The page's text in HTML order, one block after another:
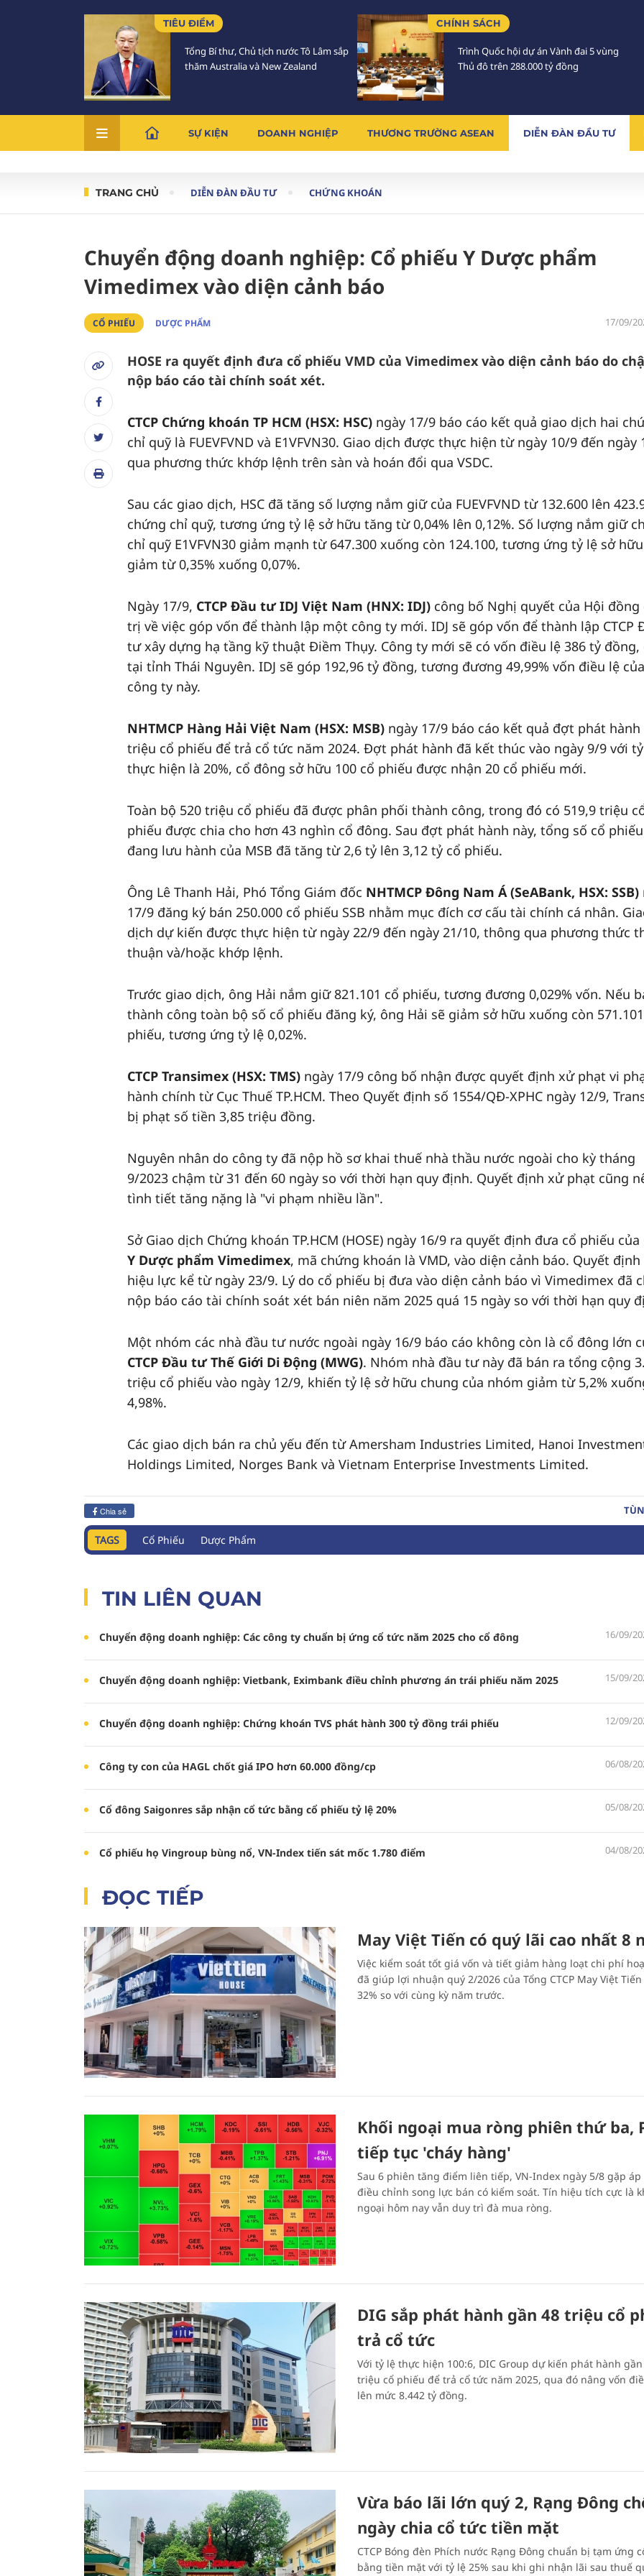
TIÊU ĐIỂM
Tổng Bí thư, Chủ tịch nước Tô Lâm sắp
thăm Australia và New Zealand
CHÍNH SÁCH
Trình Quốc hội dự án Vành đai 5 vùng
Thủ đô trên 288.000 tỷ đồng
SỰ KIỆN DOANH NGHIỆP THƯƠNG TRƯỜNG ASEAN DIỄN ĐÀN ĐẦU TƯ
TRANG CHỦ DIỄN ĐÀN ĐẦU TƯ CHỨNG KHOÁN
Chuyển động doanh nghiệp: Cổ phiếu Y Dược phẩm
Vimedimex vào diện cảnh báo
CỔ PHIẾU DƯỢC PHẨM 17/09/
HOSE ra quyết định đưa cổ phiếu VMD của Vimedimex vào diện cảnh báo do
nộp báo cáo tài chính soát xét.
CTCP Chứng khoán TP HCM (HSX: HSC) ngày 17/9 báo cáo kết quả giao dịch hai
chỉ quỹ là FUEVFVND và E1VFVN30. Giao dịch được thực hiện từ ngày 10/9 đến ngày
qua phương thức khớp lệnh trên sàn và hoán đổi qua VSDC.
Sau các giao dịch, HSC đã tăng số lượng nắm giữ của FUEVFVND từ 132.600 lên
chứng chỉ quỹ, tương ứng tỷ lệ sở hữu tăng từ 0,04% lên 0,12%. Số lượng nắm giữ
chỉ quỹ E1VFVN30 giảm mạnh từ 647.300 xuống còn 124.100, tương ứng tỷ lệ sở hữu
giảm từ 0,35% xuống 0,07%.
Ngày 17/9, CTCP Đầu tư IDJ Việt Nam (HNX: IDJ) công bố Nghị quyết của Hội đồng
trị về việc góp vốn để thành lập một công ty mới. IDJ sẽ góp vốn để thành lập CTCP
tư xây dựng hạ tầng kỹ thuật Điềm Thụy. Công ty mới sẽ có vốn điều lệ 386 tỷ đồng,
tại tỉnh Thái Nguyên. IDJ sẽ góp 192,96 tỷ đồng, tương đương 49,99% vốn điều lệ của
công ty này.
NHTMCP Hàng Hải Việt Nam (HSX: MSB) ngày 17/9 báo cáo kết quả đợt phát hành
triệu cổ phiếu để trả cổ tức năm 2024. Đợt phát hành đã kết thúc vào ngày 9/9 với
thực hiện là 20%, cổ đông sở hữu 100 cổ phiếu được nhận 20 cổ phiếu mới.
Toàn bộ 520 triệu cổ phiếu đã được phân phối thành công, trong đó có 519,9 triệu
phiếu được chia cho hơn 43 nghìn cổ đông. Sau đợt phát hành này, tổng số cổ phiếu
đang lưu hành của MSB đã tăng từ 2,6 tỷ lên 3,12 tỷ cổ phiếu.
Ông Lê Thanh Hải, Phó Tổng Giám đốc NHTMCP Đông Nam Á (SeABank, HSX: SSB)
17/9 đăng ký bán 250.000 cổ phiếu SSB nhằm mục đích cơ cấu tài chính cá nhân.
dịch dự kiến được thực hiện từ ngày 22/9 đến ngày 21/10, thông qua phương thức
thuận và/hoặc khớp lệnh.
Trước giao dịch, ông Hải nắm giữ 821.101 cổ phiếu, tương đương 0,029% vốn. Nếu
thành công toàn bộ số cổ phiếu đăng ký, ông Hải sẽ giảm sở hữu xuống còn
phiếu, tương ứng tỷ lệ 0,02%.
CTCP Transimex (HSX: TMS) ngày 17/9 công bố nhận được quyết định xử phạt vi
hành chính từ Cục Thuế TP.HCM. Theo Quyết định số 1554/QĐ-XPHC ngày 12/9,
bị phạt số tiền 3,85 triệu đồng.
Nguyên nhân do công ty đã nộp hồ sơ khai thuế nhà thầu nước ngoài cho kỳ tháng
9/2023 chậm từ 31 đến 60 ngày so với thời hạn quy định. Quyết định xử phạt cũng
tình tiết tăng nặng là "vi phạm nhiều lần".
Sở Giao dịch Chứng khoán TP.HCM (HOSE) ngày 16/9 ra quyết định đưa cổ phiếu của
Y Dược phẩm Vimedimex, mã chứng khoán là VMD, vào diện cảnh báo. Quyết định
hiệu lực kể từ ngày 23/9. Lý do cổ phiếu bị đưa vào diện cảnh báo vì Vimedimex đã
nộp báo cáo tài chính soát xét bán niên năm 2025 quá 15 ngày so với thời hạn quy
Một nhóm các nhà đầu tư nước ngoài ngày 16/9 báo cáo không còn là cổ đông lớn
CTCP Đầu tư Thế Giới Di Động (MWG). Nhóm nhà đầu tư này đã bán ra tổng cộng
triệu cổ phiếu vào ngày 12/9, khiến tỷ lệ sở hữu chung của nhóm giảm từ 5,2%
4,98%.
Các giao dịch bán ra chủ yếu đến từ Amersham Industries Limited, Hanoi
Holdings Limited, Norges Bank và Vietnam Enterprise Investments Limited.
Chia sẻ
TAGS Cổ Phiếu Dược Phẩm
TIN LIÊN QUAN
Chuyển động doanh nghiệp: Các công ty chuẩn bị ứng cổ tức năm 2025 cho cổ đông 16/09/
Chuyển động doanh nghiệp: Vietbank, Eximbank điều chỉnh phương án trái phiếu năm 2025 15/09/
Chuyển động doanh nghiệp: Chứng khoán TVS phát hành 300 tỷ đồng trái phiếu 12/09/
Công ty con của HAGL chốt giá IPO hơn 60.000 đồng/cp 06/08/
Cổ đông Saigonres sắp nhận cổ tức bằng cổ phiếu tỷ lệ 20% 05/08/
Cổ phiếu họ Vingroup bùng nổ, VN-Index tiến sát mốc 1.780 điểm 04/08/
ĐỌC TIẾP
May Việt Tiến có quý lãi cao nhất 8
Việc kiểm soát tốt giá vốn và tiết giảm hàng loạt chi phí
đã giúp lợi nhuận quý 2/2026 của Tổng CTCP May Việt
32% so với cùng kỳ năm trước.
Khối ngoại mua ròng phiên thứ ba,
tiếp tục 'cháy hàng'
Sau 6 phiên tăng điểm liên tiếp, VN-Index ngày 5/8 gặp áp
điều chỉnh song lực bán có kiểm soát. Tín hiệu tích cực là
ngoại hôm nay vẫn duy trì đà mua ròng.
DIG sắp phát hành gần 48 triệu cổ
trả cổ tức
Với tỷ lệ thực hiện 100:6, DIC Group dự kiến phát hành
triệu cổ phiếu để trả cổ tức năm 2025, qua đó nâng vốn
lên mức 8.442 tỷ đồng.
Vừa báo lãi lớn quý 2, Rạng Đông
ngày chia cổ tức tiền mặt
CTCP Bóng đèn Phích nước Rạng Đông chuẩn bị tạm ứng
bằng tiền mặt với tỷ lệ 25% sau khi ghi nhận lãi sau thuế